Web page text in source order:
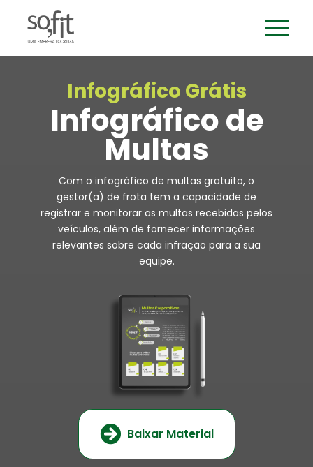
Infográfico Grátis
Infográfico de
Multas
Com o infográfico de multas gratuito, o
gestor(a) de frota tem a capacidade de
registrar e monitorar as multas recebidas pelos
veículos, além de fornecer informações
relevantes sobre cada infração para a sua
equipe.​
Baixar Material